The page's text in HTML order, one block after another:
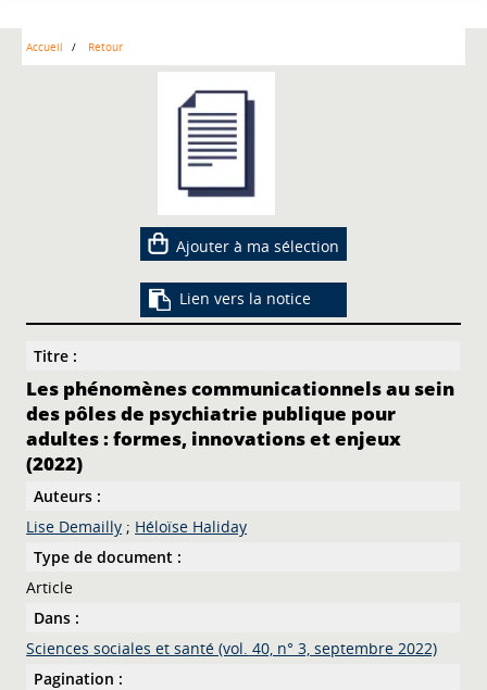
Accueil Retour
Ajouter à ma sélection
Lien vers la notice
Titre :
Les phénomènes communicationnels au sein
des pôles de psychiatrie publique pour
adultes : formes, innovations et enjeux
(2022)
Auteurs :
Lise Demailly ; Héloïse Haliday
Type de document :
Article
Dans :
Sciences sociales et santé (vol. 40, n° 3, septembre 2022)
Pagination :